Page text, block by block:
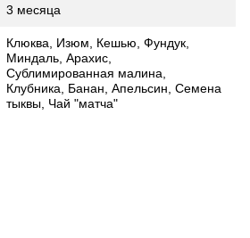
3 месяца
Клюква, Изюм, Кешью, Фундук,
Миндаль, Арахис,
Сублимированная малина,
Клубника, Банан, Апельсин, Семена
тыквы, Чай "матча"